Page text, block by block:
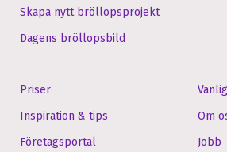
Tjänsten Bröllops­planerings­assistenten
United States
78 SW 7th St, Miami, FL 33130, United States
708 Main St, Houston, TX 77002, United
Skapa nytt bröllopsprojekt
Dagens bröllopsbild
Priser
Inspiration & tips
Företagsportal
Om
Jobb